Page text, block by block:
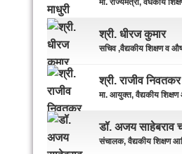
श्री. धीरज कुमार
सचिव ,वैद्यकीय शिक्षण व
श्री. राजीव निवतकर
मा. आयुक्त, वैद्यकीय
डॉ. अजय साहेबराव
संचालक, वैद्यकीय शिक्षण